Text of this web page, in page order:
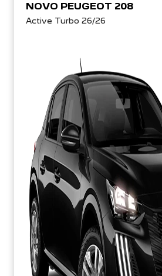
NOVO PEUGEOT 208
Active Turbo 26/26